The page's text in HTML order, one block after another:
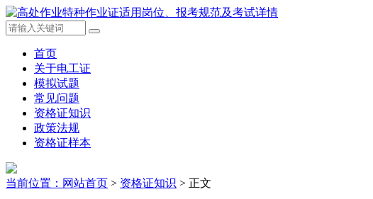
首页
关于电工证
模拟试题
常见问题
资格证知识
政策法规
资格证样本
当前位置： 网站首页 > 资格证知识 > 正文